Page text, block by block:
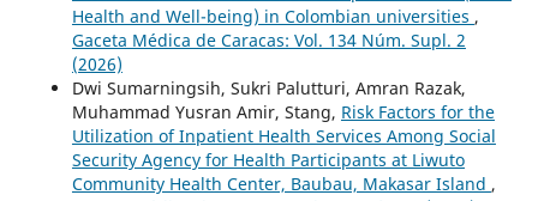
Health and Well-being) in Colombian universities ,
Gaceta Médica de Caracas: Vol. 134 Núm. Supl. 2
(2026)
Dwi Sumarningsih, Sukri Palutturi, Amran Razak,
Muhammad Yusran Amir, Stang, Risk Factors for the
Utilization of Inpatient Health Services Among Social
Security Agency for Health Participants at Liwuto
Community Health Center, Baubau, Makasar Island ,